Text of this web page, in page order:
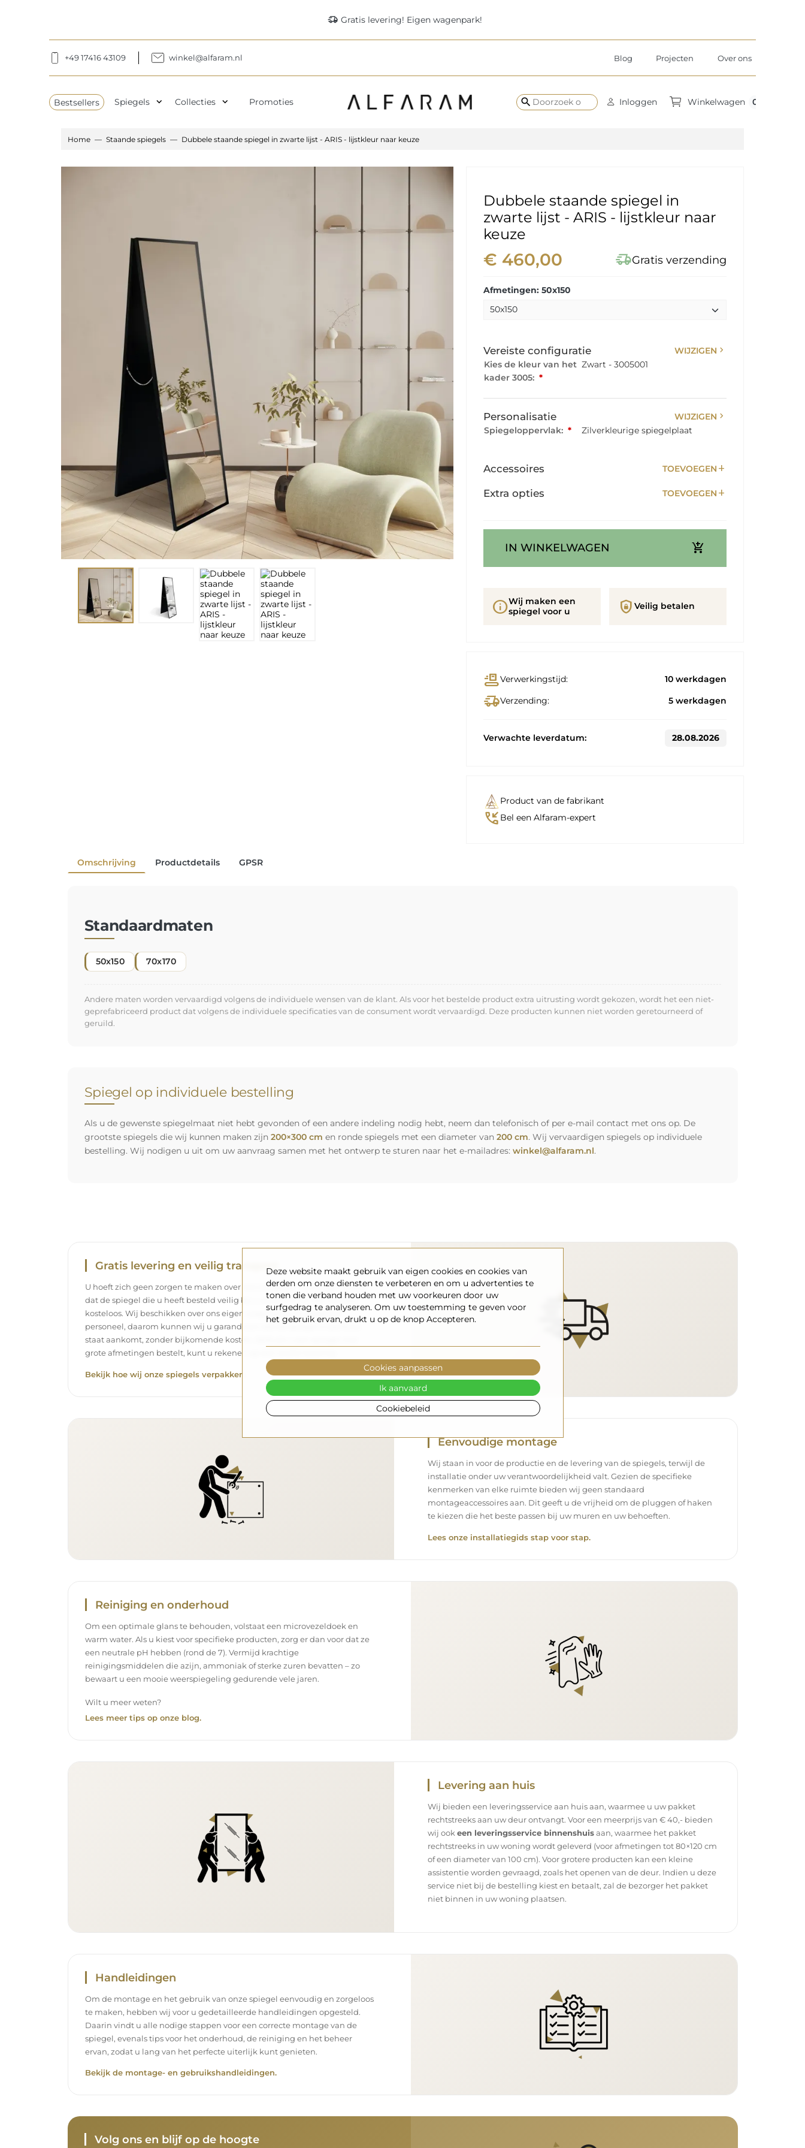
delivery_truck_speed Gratis levering! Eigen wagenpark!
+49 17416 43109 winkel@alfaram.nl Blog Projecten Over ons
Bestsellers Spiegels expand_more Collecties expand_more Promoties search Inloggen Winkelwagen 0
Home Staande spiegels Dubbele staande spiegel in zwarte lijst - ARIS - lijstkleur naar keuze
Dubbele staande spiegel in
zwarte lijst - ARIS - lijstkleur naar
keuze
€ 460,00 delivery_truck_speedGratis verzending
Afmetingen: 50x150
Vereiste configuratie WIJZIGEN chevron_right
Kies de kleur van het
kader 3005: *
Zwart - 3005001
Personalisatie WIJZIGEN chevron_right
Spiegeloppervlak: * Zilverkleurige spiegelplaat
Accessoires TOEVOEGEN add
Extra opties TOEVOEGEN add
IN WINKELWAGEN add_shopping_cart
infoWij maken een
spiegel voor u
shield_lock Veilig betalen
conveyor_beltVerwerkingstijd: 10 werkdagen
delivery_truck_speedVerzending: 5 werkdagen
Verwachte leverdatum: 28.08.2026
Product van de fabrikant
phone_callback Bel een Alfaram-expert
Omschrijving Productdetails GPSR
Standaardmaten
50x150 70x170
Andere maten worden vervaardigd volgens de individuele wensen van de klant. Als voor het bestelde product extra uitrusting wordt gekozen, wordt het een niet-
geprefabriceerd product dat volgens de individuele specificaties van de consument wordt vervaardigd. Deze producten kunnen niet worden geretourneerd of
geruild.
Spiegel op individuele bestelling
Als u de gewenste spiegelmaat niet hebt gevonden of een andere indeling nodig hebt, neem dan telefonisch of per e-mail contact met ons op. De
grootste spiegels die wij kunnen maken zijn 200×300 cm en ronde spiegels met een diameter van 200 cm. Wij vervaardigen spiegels op individuele
bestelling. Wij nodigen u uit om uw aanvraag samen met het ontwerp te sturen naar het e-mailadres: winkel@alfaram.nl.
Gratis levering en veilig transport
U hoeft zich geen zorgen te maken over het transport – wij zorgen ervoor
dat de spiegel die u heeft besteld veilig bij u aankomt, en dat volledig
kosteloos. Wij beschikken over ons eigen wagenpark en opgeleid
personeel, daarom kunnen wij u garanderen dat de spiegel in perfecte
staat aankomt, zonder bijkomende kosten. Zelfs als u een spiegel met
grote afmetingen bestelt, kunt u rekenen op een snelle levering.
Bekijk hoe wij onze spiegels verpakken.
Eenvoudige montage
Wij staan in voor de productie en de levering van de spiegels, terwijl de
installatie onder uw verantwoordelijkheid valt. Gezien de specifieke
kenmerken van elke ruimte bieden wij geen standaard
montageaccessoires aan. Dit geeft u de vrijheid om de pluggen of haken
te kiezen die het beste passen bij uw muren en uw behoeften.
Lees onze installatiegids stap voor stap.
Reiniging en onderhoud
Om een optimale glans te behouden, volstaat een microvezeldoek en
warm water. Als u kiest voor specifieke producten, zorg er dan voor dat ze
een neutrale pH hebben (rond de 7). Vermijd krachtige
reinigingsmiddelen die azijn, ammoniak of sterke zuren bevatten – zo
bewaart u een mooie weerspiegeling gedurende vele jaren.
Wilt u meer weten?
Lees meer tips op onze blog.
Levering aan huis
Wij bieden een leveringsservice aan huis aan, waarmee u uw pakket
rechtstreeks aan uw deur ontvangt. Voor een meerprijs van € 40,- bieden
wij ook een leveringsservice binnenshuisaan, waarmee het pakket
rechtstreeks in uw woning wordt geleverd (voor afmetingen tot 80×120 cm
of een diameter van 100 cm). Voor grotere producten kan een kleine
assistentie worden gevraagd, zoals het openen van de deur. Indien u deze
service niet bij de bestelling kiest en betaalt, zal de bezorger het pakket
niet binnen in uw woning plaatsen.
Handleidingen
Om de montage en het gebruik van onze spiegel eenvoudig en zorgeloos
te maken, hebben wij voor u gedetailleerde handleidingen opgesteld.
Daarin vindt u alle nodige stappen voor een correcte montage van de
spiegel, evenals tips voor het onderhoud, de reiniging en het beheer
ervan, zodat u lang van het perfecte uiterlijk kunt genieten.
Bekijk de montage- en gebruikshandleidingen.
Volg ons en blijf op de hoogte
Deze website maakt gebruik van eigen cookies en cookies van
derden om onze diensten te verbeteren en om u advertenties te
tonen die verband houden met uw voorkeuren door uw
surfgedrag te analyseren. Om uw toestemming te geven voor
het gebruik ervan, drukt u op de knop Accepteren.
Cookiebeleid
Cookies aanpassen
Ik aanvaard